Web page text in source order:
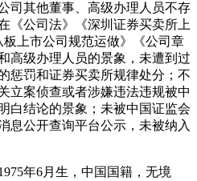
司其他董事、高级办理人员不存
《公司法》《深圳证券买卖所上
上市公司规范运做》《公司章
高级办理人员的景象，未遭到过
惩罚和证券买卖所规律处分；不
立案侦查或者涉嫌违法违规被中
白结论的景象；未被中国证监会
息公开查询平台公示，未被纳入
年6月生，中国国籍，无境